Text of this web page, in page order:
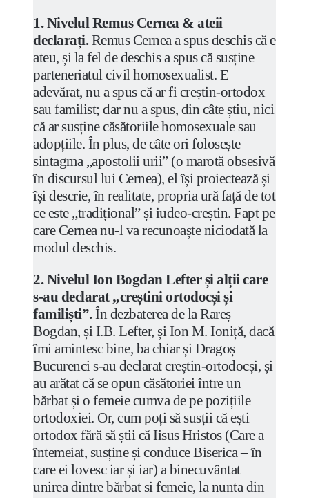
1. Nivelul Remus Cernea & ateii
declarați.Remus Cernea a spus deschis că e
ateu, și la fel de deschis a spus că susține
parteneriatul civil homosexualist. E
adevărat, nu a spus că ar fi creștin-ortodox
sau familist; dar nu a spus, din câte știu, nici
că ar susține căsătoriile homosexuale sau
adopțiile. În plus, de câte ori folosește
sintagma „apostolii urii” (o marotă obsesivă
în discursul lui Cernea), el își proiectează și
își descrie, în realitate, propria ură față de tot
ce este „tradițional” și iudeo-creștin. Fapt pe
care Cernea nu-l va recunoaște niciodată la
modul deschis.
2. Nivelul Ion Bogdan Lefter și alții care
s-au declarat „creștini ortodocși și
familiști”.În dezbaterea de la Rareș
Bogdan, și I.B. Lefter, și Ion M. Ioniță, dacă
îmi amintesc bine, ba chiar și Dragoș
Bucurenci s-au declarat creștin-ortodocși, și
au arătat că se opun căsătoriei între un
bărbat și o femeie cumva de pe pozițiile
ortodoxiei. Or, cum poți să susții că ești
ortodox fără să știi că Iisus Hristos (Care a
întemeiat, susține și conduce Biserica – în
care ei lovesc iar și iar) a binecuvântat
unirea dintre bărbat si femeie, la nunta din